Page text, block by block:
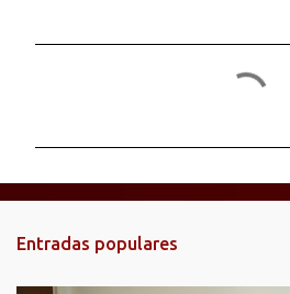
n
t
Entradas populares